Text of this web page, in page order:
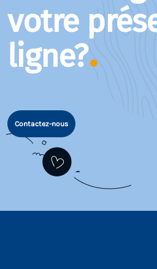
votre
ligne?
Contactez-nous